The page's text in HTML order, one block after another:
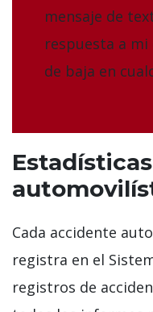
mensaje de
respuesta a mi
de baja en
Cada accidente
registra en el
registros de